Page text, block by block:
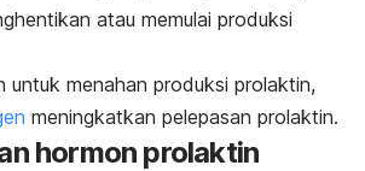
atau memulai produksi
untuk menahan produksi prolaktin,
meningkatkan pelepasan prolaktin.
hormon prolaktin